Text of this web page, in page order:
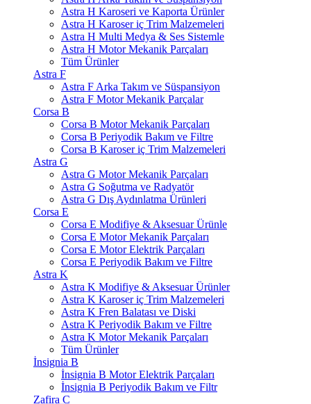
Astra H Karoseri ve Kaporta Ürünler
Astra H Karoser iç Trim Malzemeleri
Astra H Multi Medya & Ses Sistemle
Astra H Motor Mekanik Parçaları
Tüm Ürünler
Astra F
Astra F Arka Takım ve Süspansiyon
Astra F Motor Mekanik Parçalar
Corsa B
Corsa B Motor Mekanik Parçaları
Corsa B Periyodik Bakım ve Filtre
Corsa B Karoser iç Trim Malzemeleri
Astra G
Astra G Motor Mekanik Parçaları
Astra G Soğutma ve Radyatör
Astra G Dış Aydınlatma Ürünleri
Corsa E
Corsa E Modifiye & Aksesuar Ürünle
Corsa E Motor Mekanik Parçaları
Corsa E Motor Elektrik Parçaları
Corsa E Periyodik Bakım ve Filtre
Astra K
Astra K Modifiye & Aksesuar Ürünler
Astra K Karoser iç Trim Malzemeleri
Astra K Fren Balatası ve Diski
Astra K Periyodik Bakım ve Filtre
Astra K Motor Mekanik Parçaları
Tüm Ürünler
İnsignia B
İnsignia B Motor Elektrik Parçaları
İnsignia B Periyodik Bakım ve Filtr
Zafira C